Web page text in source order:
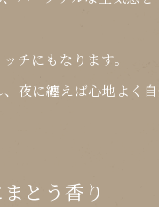
チにもなります。
夜に纏えば心地よく
とう香り